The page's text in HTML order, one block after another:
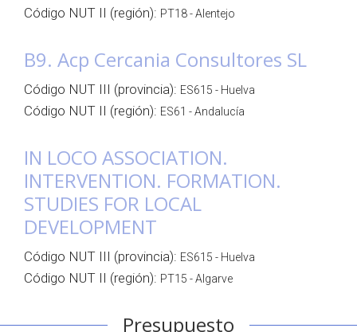
Código NUT II (región): PT18 - Alentejo
B9. Acp Cercania Consultores SL
Código NUT III (provincia): ES615 - Huelva
Código NUT II (región): ES61 - Andalucía
IN LOCO ASSOCIATION.
INTERVENTION. FORMATION.
STUDIES FOR LOCAL
DEVELOPMENT
Código NUT III (provincia): ES615 - Huelva
Código NUT II (región): PT15 - Algarve
Presupuesto